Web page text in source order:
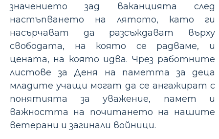
значението зад ваканцията след
настъпването на лятото, като ги
насърчават да разсъждават върху
свободата, на която се радваме, и
цената, на която идва. Чрез работните
листове за Деня на паметта за деца
младите учащи могат да се ангажират с
понятията за уважение, памет и
важността на почитането на нашите
ветерани и загинали войници.